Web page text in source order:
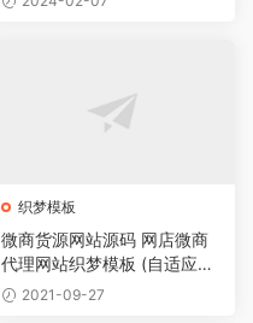
织梦模板
微商货源网站源码 网店微商
代理网站织梦模板 (自适应手
机版)2021-09-27